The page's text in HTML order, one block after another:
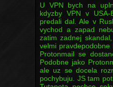
U VPN bych na
kdyzby VPN v
predali dal. Ale v
vychod a zapad
zatim zadnej
velmi
Protonmail se
Podobne jako
ale uz se docela
pochybuju. JS tam